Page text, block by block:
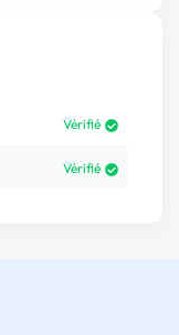
Vérifié
Vérifié